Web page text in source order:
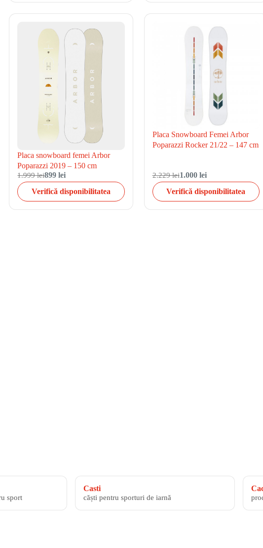
Placa snowboard femei Arbor
Poparazzi 2019 – 150 cm
1.999 lei899 lei
Verifică disponibilitatea
Placa Snowboard Femei Arbor
Poparazzi Rocker 21/22 – 147 cm
2.229 lei1.000 lei
Verifică disponibilitatea
sport
Casti
căști pentru sporturi de iarnă